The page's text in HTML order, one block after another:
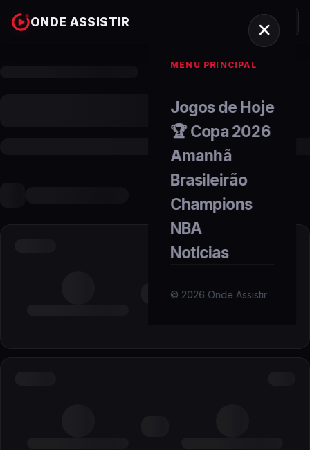
ONDE ASSISTIR
MENU PRINCIPAL
Jogos de Hoje
🏆 Copa 2026
Amanhã
Brasileirão
Champions
NBA
Notícias
© 2026 Onde Assistir